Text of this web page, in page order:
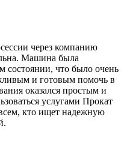
через компанию
Машина была
состоянии, что было очень
и готовым помочь в
оказался простым и
услугами Прокат
кто ищет надежную